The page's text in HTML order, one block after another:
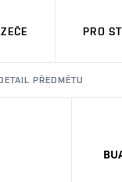
PRO
PŘEDMĚTU